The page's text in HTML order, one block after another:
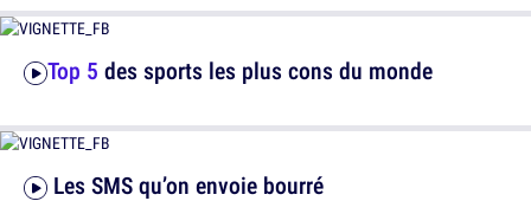
Top 5 des sports les plus cons du monde
Les SMS qu’on envoie bourré